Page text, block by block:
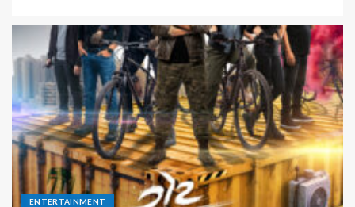
ENTERTAINMENT